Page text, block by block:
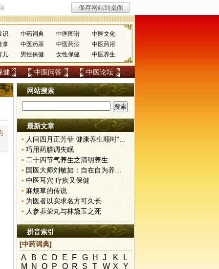
识 中药词典 中医图谱
中医文化
拿
中医药茶 中医药酒
中医药浴
儿
男性保健 女性保健 中医养生
健 中医问答 中医论坛
网站搜索
最新文章
人间四月正芳菲 健康养生顺时“为”
巧用药膳调失眠
二十四节气养生之清明养生
国医大师刘敏如：自在自为养身心
中医耳穴 疗疾又保健
麻烦草的传说
为医者以实求名方可久长
人参养荣丸与林黛玉之死
拼音索引
[中药词典]
A B C D E F G H J K
L
M N O P Q R S T W X
Y